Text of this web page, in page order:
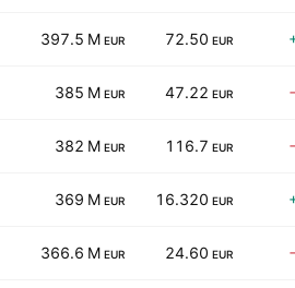
397.5 M EUR 72.50 EUR
385 M EUR 47.22 EUR
382 M EUR 116.7 EUR
369 M EUR 16.320 EUR
366.6 M EUR 24.60 EUR